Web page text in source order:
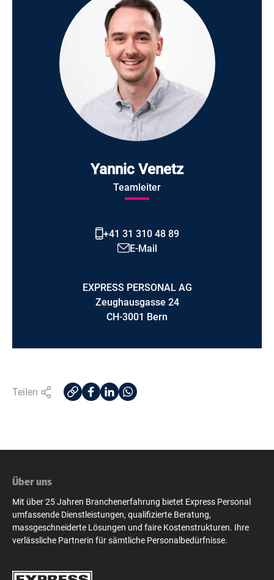
Yannic Venetz
Teamleiter
+41 31 310 48 89
E-Mail
EXPRESS PERSONAL AG
Zeughausgasse 24
CH-3001 Bern
Teilen
Über uns
Mit über 25 Jahren Branchenerfahrung bietet Express Personal
umfassende Dienstleistungen, qualifizierte Beratung,
massgeschneiderte Lösungen und faire Kostenstrukturen. Ihre
verlässliche Partnerin für sämtliche Personalbedürfnisse.